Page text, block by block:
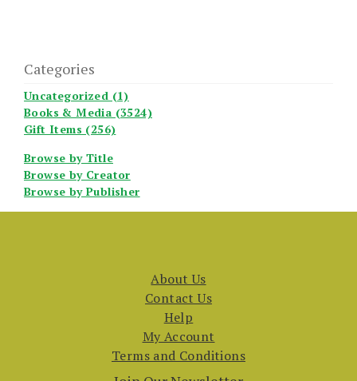
Categories
Uncategorized (1)
Books & Media (3524)
Gift Items (256)
Browse by Title
Browse by Creator
Browse by Publisher
About Us
Contact Us
Help
My Account
Terms and Conditions